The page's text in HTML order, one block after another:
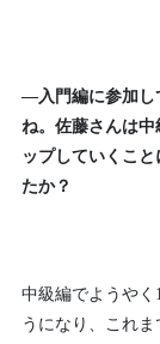
—入門編に参加し
ね。佐藤さんは
ップしていくこ
たか？
中級編でようや
うになり、これ